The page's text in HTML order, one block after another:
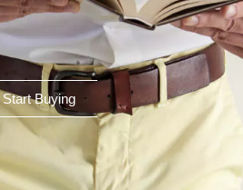
Start Buying